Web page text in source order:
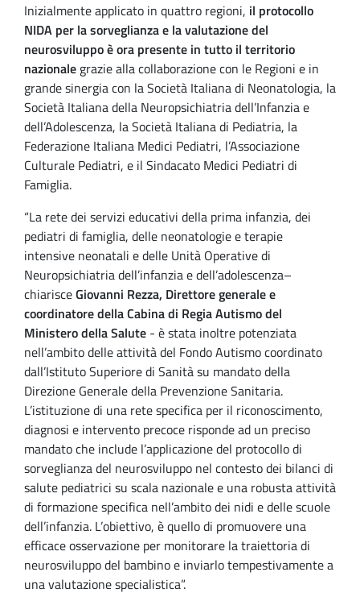
Inizialmente applicato in quattro regioni, il protocollo
NIDA per la sorveglianza e la valutazione del
neurosviluppo è ora presente in tutto il territorio
nazionale grazie alla collaborazione con le Regioni e in
grande sinergia con la Società Italiana di Neonatologia, la
Società Italiana della Neuropsichiatria dell’Infanzia e
dell’Adolescenza, la Società Italiana di Pediatria, la
Federazione Italiana Medici Pediatri, l’Associazione
Culturale Pediatri, e il Sindacato Medici Pediatri di
Famiglia.
“La rete dei servizi educativi della prima infanzia, dei
pediatri di famiglia, delle neonatologie e terapie
intensive neonatali e delle Unità Operative di
Neuropsichiatria dell’infanzia e dell’adolescenza–
chiarisceGiovanni Rezza, Direttore generale e
coordinatore della Cabina di Regia Autismo del
Ministero della Salute - è stata inoltre potenziata
nell’ambito delle attività del Fondo Autismo coordinato
dall’Istituto Superiore di Sanità su mandato della
Direzione Generale della Prevenzione Sanitaria.
L’istituzione di una rete specifica per il riconoscimento,
diagnosi e intervento precoce risponde ad un preciso
mandato che include l’applicazione del protocollo di
sorveglianza del neurosviluppo nel contesto dei bilanci di
salute pediatrici su scala nazionale e una robusta attività
di formazione specifica nell’ambito dei nidi e delle scuole
dell’infanzia. L’obiettivo, è quello di promuovere una
efficace osservazione per monitorare la traiettoria di
neurosviluppo del bambino e inviarlo tempestivamente a
una valutazione specialistica”.